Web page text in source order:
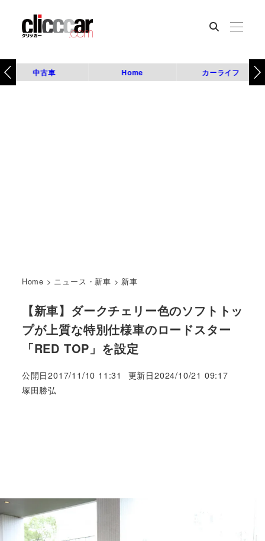
中古車 Home カーライフ
Home > ニュース・新車 > 新車
【新車】ダークチェリー色のソフトトッ
プが上質な特別仕様車のロードスター
「RED TOP」を設定
公開日2017/11/10 11:31 更新日2024/10/21 09:17
著
塚田勝弘